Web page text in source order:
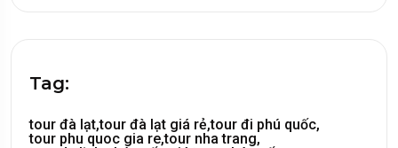
Tag:
tour đà lạt,tour đà lạt giá rẻ,tour đi phú quốc,
tour phu quoc gia re,tour nha trang,